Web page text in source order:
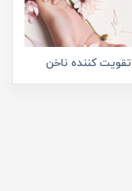
تقویت کننده ناخن